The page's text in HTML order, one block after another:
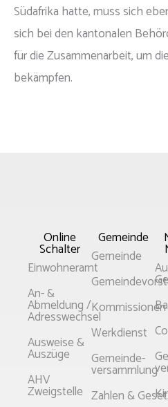
Südafrika hatte, muss sich
sich bei den kantonalen
für die Zusammenarbeit, um
bekämpfen.
Online
Schalter
Einwohneramt
An- &
Abmeldung /
Adresswechsel
Ausweise &
Auszüge
AHV
Zweigstelle
Gemeinde
Gemeinde
Kommissionen
Werkdienst
Gemeinde­
versammlung
Zahlen &